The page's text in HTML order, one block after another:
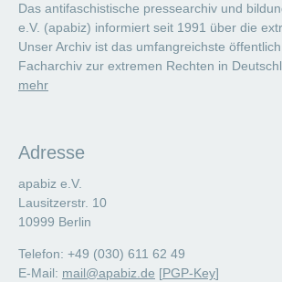
Das antifaschistische pressearchiv und
e.V. (apabiz) informiert seit 1991 über die
Unser Archiv ist das umfangreichste
Facharchiv zur extremen Rechten in
mehr
Adresse
apabiz e.V.
Lausitzerstr. 10
10999 Berlin
Telefon: +49 (030) 611 62 49
E-Mail: mail@apabiz.de [PGP-Key]